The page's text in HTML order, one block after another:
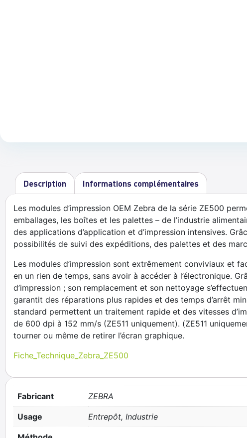
Description Informations complémentaires
Les modules d’impression OEM Zebra de la série ZE500
emballages, les boîtes et les palettes – de l’industrie
des applications d’application et d’impression intensives.
possibilités de suivi des expéditions, des palettes et des
Les modules d’impression sont extrêmement conviviaux et
en un rien de temps, sans avoir à accéder à l’électronique.
d’impression ; son remplacement et son nettoyage
garantit des réparations plus rapides et des temps d’arrêt
standard permettent un traitement rapide et des vitesses
de 600 dpi à 152 mm/s (ZE511 uniquement). (ZE511
tourner ou même de retirer l’écran graphique.
Fiche_Technique_Zebra_ZE500
Fabricant ZEBRA
Usage Entrepôt, Industrie